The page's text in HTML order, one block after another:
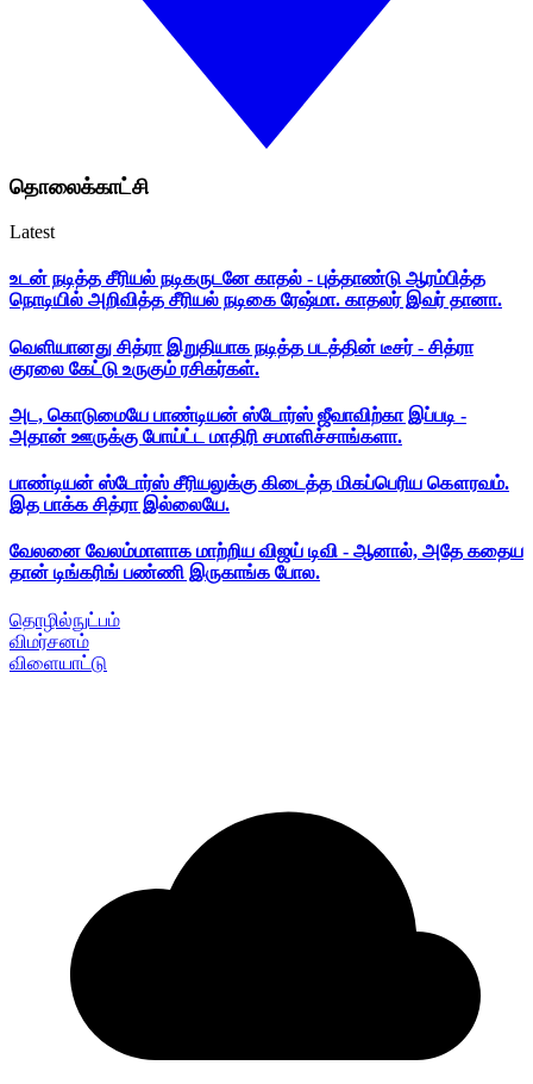
தொலைக்காட்சி
Latest
உடன் நடித்த சீரியல் நடிகருடனே காதல் - புத்தாண்டு ஆரம்பித்த
நொடியில் அறிவித்த சீரியல் நடிகை ரேஷ்மா. காதலர் இவர் தானா.
வெளியானது சித்ரா இறுதியாக நடித்த படத்தின் டீசர் - சித்ரா
குரலை கேட்டு உருகும் ரசிகர்கள்.
அட, கொடுமையே பாண்டியன் ஸ்டோர்ஸ் ஜீவாவிற்கா இப்படி -
அதான் ஊருக்கு போய்ட்ட மாதிரி சமாளிச்சாங்களா.
பாண்டியன் ஸ்டோர்ஸ் சீரியலுக்கு கிடைத்த மிகப்பெரிய கௌரவம்.
இத பாக்க சித்ரா இல்லையே.
வேலனை வேலம்மாளாக மாற்றிய விஜய் டிவி - ஆனால், அதே கதைய
தான் டிங்கரிங் பண்ணி இருகாங்க போல.
தொழில்நுட்பம்
விமர்சனம்
விளையாட்டு